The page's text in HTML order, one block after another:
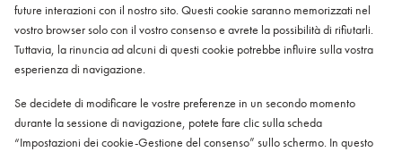
future interazioni con il nostro sito. Questi cookie saranno memorizzati nel
vostro browser solo con il vostro consenso e avrete la possibilità di rifiutarli.
Tuttavia, la rinuncia ad alcuni di questi cookie potrebbe influire sulla vostra
esperienza di navigazione.
Se decidete di modificare le vostre preferenze in un secondo momento
durante la sessione di navigazione, potete fare clic sulla scheda
“Impostazioni dei cookie-Gestione del consenso” sullo schermo. In questo